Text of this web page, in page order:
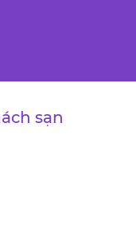
sạn